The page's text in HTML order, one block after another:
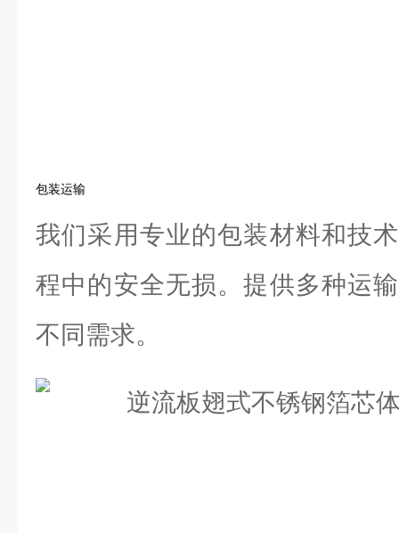
包装运输
我们采用专业的包装材料和技
程中的安全无损。提供多种运
不同需求。